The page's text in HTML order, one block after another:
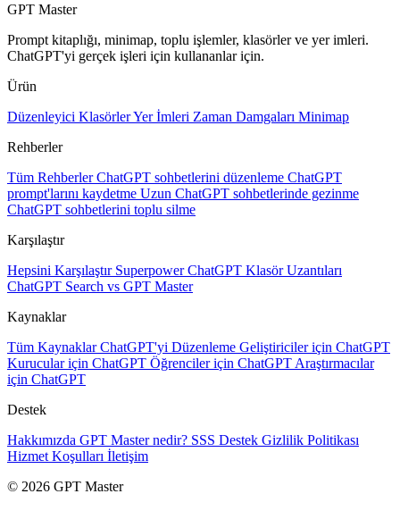
GPT Master
Prompt kitaplığı, minimap, toplu işlemler, klasörler ve yer imleri.
ChatGPT'yi gerçek işleri için kullananlar için.
Ürün
Düzenleyici KlasörlerYer İmleri Zaman Damgaları Minimap
Rehberler
Tüm RehberlerChatGPT sohbetlerini düzenleme ChatGPT
prompt'larını kaydetme Uzun ChatGPT sohbetlerinde gezinme
ChatGPT sohbetlerini toplu silme
Karşılaştır
Hepsini Karşılaştır Superpower ChatGPT Klasör Uzantıları
ChatGPT Search vs GPT Master
Kaynaklar
Tüm KaynaklarChatGPT'yi Düzenleme Geliştiriciler için ChatGPT
Kurucular için ChatGPT Öğrenciler için ChatGPT Araştırmacılar
için ChatGPT
Destek
Hakkımızda GPT Master nedir? SSS Destek Gizlilik Politikası
Hizmet Koşulları İletişim
© 2026 GPT Master